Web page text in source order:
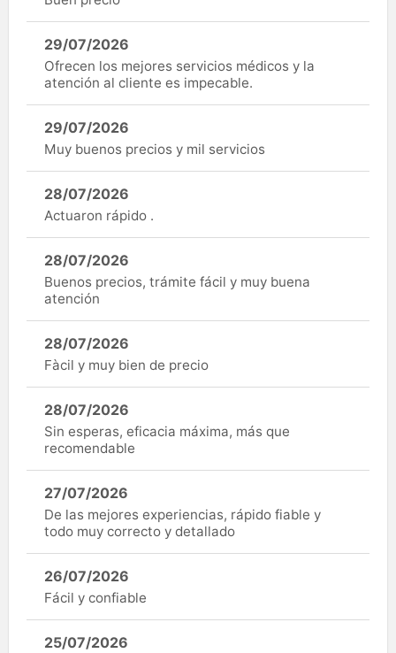
29/07/2026
Ofrecen los mejores servicios médicos y la
atención al cliente es impecable.
29/07/2026
Muy buenos precios y mil servicios
28/07/2026
Actuaron rápido .
28/07/2026
Buenos precios, trámite fácil y muy buena
atención
28/07/2026
Fàcil y muy bien de precio
28/07/2026
Sin esperas, eficacia máxima, más que
recomendable
27/07/2026
De las mejores experiencias, rápido fiable y
todo muy correcto y detallado
26/07/2026
Fácil y confiable
25/07/2026